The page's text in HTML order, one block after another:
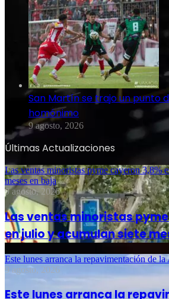
San Martín se trajo un punto
homónimo
9 agosto, 2026
Últimas Actualizaciones
Las ventas minoristas pyme cayeron 3,8%
meses en baja
9 agosto, 2026
Las ventas minoristas
en julio y acumulan siete
Este lunes arranca la repavimentación de
9 agosto, 2026
Este lunes arranca la